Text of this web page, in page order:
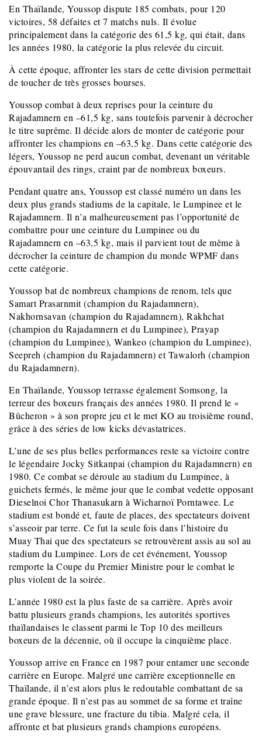
En Thaïlande, Youssop dispute 185 combats, pour 120
victoires, 58 défaites et 7 matchs nuls. Il évolue
principalement dans la catégorie des 61,5 kg, qui était, dans
les années 1980, la catégorie la plus relevée du circuit.
À cette époque, affronter les stars de cette division permettait
de toucher de très grosses bourses.
Youssop combat à deux reprises pour la ceinture du
Rajadamnern en –61,5 kg, sans toutefois parvenir à décrocher
le titre suprême. Il décide alors de monter de catégorie pour
affronter les champions en –63,5 kg. Dans cette catégorie des
légers, Youssop ne perd aucun combat, devenant un véritable
épouvantail des rings, craint par de nombreux boxeurs.
Pendant quatre ans, Youssop est classé numéro un dans les
deux plus grands stadiums de la capitale, le Lumpinee et le
Rajadamnern. Il n’a malheureusement pas l’opportunité de
combattre pour une ceinture du Lumpinee ou du
Rajadamnern en –63,5 kg, mais il parvient tout de même à
décrocher la ceinture de champion du monde WPMF dans
cette catégorie.
Youssop bat de nombreux champions de renom, tels que
Samart Prasarnmit (champion du Rajadamnern),
Nakhornsavan (champion du Rajadamnern), Rakhchat
(champion du Rajadamnern et du Lumpinee), Prayap
(champion du Lumpinee), Wankeo (champion du Lumpinee),
Seepreh (champion du Rajadamnern) et Tawalorh (champion
du Rajadamnern).
En Thaïlande, Youssop terrasse également Somsong, la
terreur des boxeurs français des années 1980. Il prend le «
Bûcheron » à son propre jeu et le met KO au troisième round,
grâce à des séries de low kicks dévastatrices.
L’une de ses plus belles performances reste sa victoire contre
le légendaire Jocky Sitkanpai (champion du Rajadamnern) en
1980. Ce combat se déroule au stadium du Lumpinee, à
guichets fermés, le même jour que le combat vedette opposant
Dieselnoi Chor Thanasukarn à Wicharnoï Porntawee. Le
stadium est bondé et, faute de places, des spectateurs doivent
s’asseoir par terre. Ce fut la seule fois dans l’histoire du
Muay Thai que des spectateurs se retrouvèrent assis au sol au
stadium du Lumpinee. Lors de cet événement, Youssop
remporte la Coupe du Premier Ministre pour le combat le
plus violent de la soirée.
L’année 1980 est la plus faste de sa carrière. Après avoir
battu plusieurs grands champions, les autorités sportives
thaïlandaises le classent parmi le Top 10 des meilleurs
boxeurs de la décennie, où il occupe la cinquième place.
Youssop arrive en France en 1987 pour entamer une seconde
carrière en Europe. Malgré une carrière exceptionnelle en
Thaïlande, il n’est alors plus le redoutable combattant de sa
grande époque. Il n’est pas au sommet de sa forme et traîne
une grave blessure, une fracture du tibia. Malgré cela, il
affronte et bat plusieurs grands champions européens.